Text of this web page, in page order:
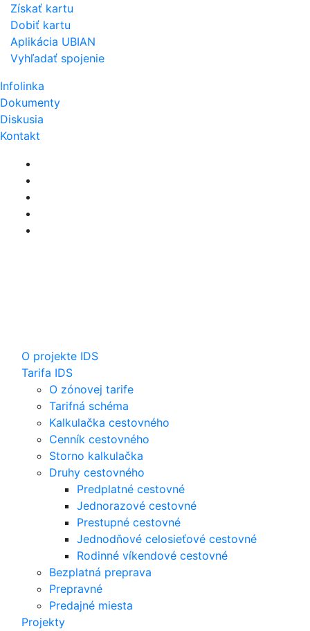
Získať kartu
Dobiť kartu
Aplikácia UBIAN
Vyhľadať spojenie
Infolinka
Dokumenty
Diskusia
Kontakt
O projekte IDS
Tarifa IDS
O zónovej tarife
Tarifná schéma
Kalkulačka cestovného
Cenník cestovného
Storno kalkulačka
Druhy cestovného
Predplatné cestovné
Jednorazové cestovné
Prestupné cestovné
Jednodňové celosieťové cestovné
Rodinné víkendové cestovné
Bezplatná preprava
Prepravné
Predajné miesta
Projekty